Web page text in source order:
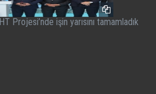
Projesi’nde işin yarısını tamamladık